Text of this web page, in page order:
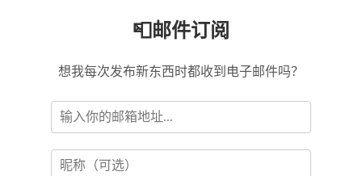
📮邮件订阅
想我每次发布新东西时都收到电子邮件吗？